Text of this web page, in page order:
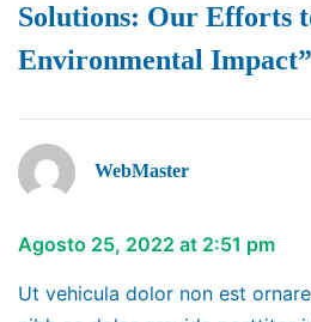
Solutions: Our Efforts
Environmental Impact”
WebMaster
Agosto 25, 2022 at 2:51 pm
Ut vehicula dolor non est